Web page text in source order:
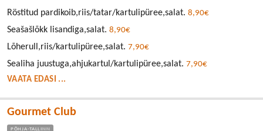
Röstitud pardikoib,riis/tatar/kartulipüree,salat. 8,90€
Seašašlõkk lisandiga,salat. 8,90€
Lõherull,riis/kartulipüree,salat. 7,90€
Sealiha juustuga,ahjukartul/kartulipüree,salat. 7,90€
VAATA EDASI ...
Gourmet Club
PÕHJA-TALLINN